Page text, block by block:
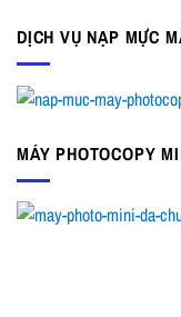
DỊCH VỤ NẠP MỰC
MÁY PHOTOCOPY